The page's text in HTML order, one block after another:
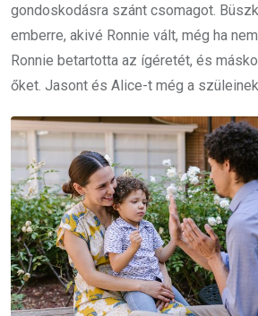
gondoskodásra szánt csomagot.
emberre, akivé Ronnie vált, még ha
Ronnie betartotta az ígéretét, és
őket. Jasont és Alice-t még a